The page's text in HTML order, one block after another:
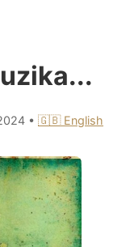
• 🇬🇧 English